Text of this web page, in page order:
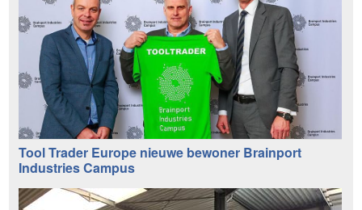
Tool Trader Europe nieuwe bewoner Brainport
Industries Campus